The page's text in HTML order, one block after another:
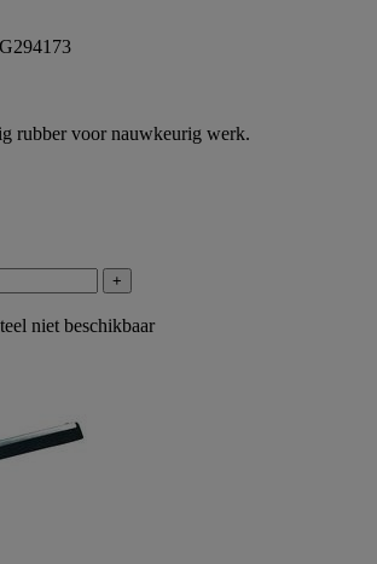
rubber voor nauwkeurig werk.
+
niet beschikbaar